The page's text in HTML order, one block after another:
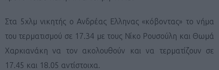
Στα 5χλμ νικητής ο Ανδρέας Ελληνας «κόβοντας» το νήμα
του τερματισμού σε 17.34 με τους Νίκο Ρουσούλη και Θωμά
Χαρκιανάκη να τον ακολουθούν και να τερματίζουν σε
17.45 και 18.05 αντίστοιχα.